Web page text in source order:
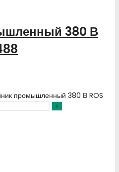
380 В
промышленный 380 В ROS